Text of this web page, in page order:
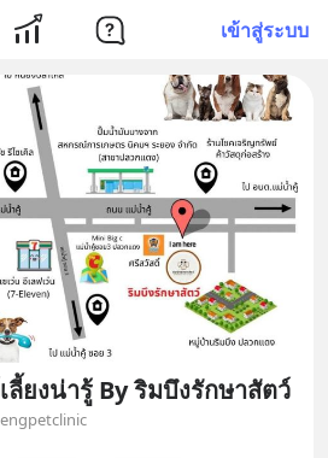
เข้าสู่ระบบ
ลี้ยงน่ารู้ By ริมบึงรักษาสัตว์